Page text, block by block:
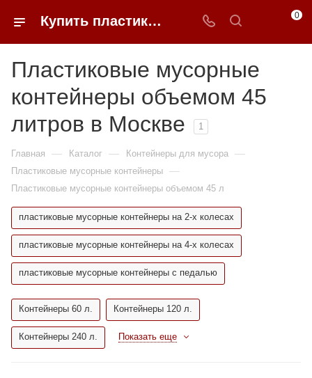
Купить пластиковые мусорные контейнеры 45 литров в Москве | 0FFER 0
Пластиковые мусорные
контейнеры объемом 45
литров в Москве
1
Главная — Каталог — Контейнеры для мусора —
Пластиковые мусорные контейнеры —
Пластиковые мусорные контейнеры объемом 45 л
пластиковые мусорные контейнеры на 2-х колесах
пластиковые мусорные контейнеры на 4-х колесах
пластиковые мусорные контейнеры с педалью
Контейнеры 60 л. Контейнеры 120 л.
Контейнеры 240 л. Показать еще